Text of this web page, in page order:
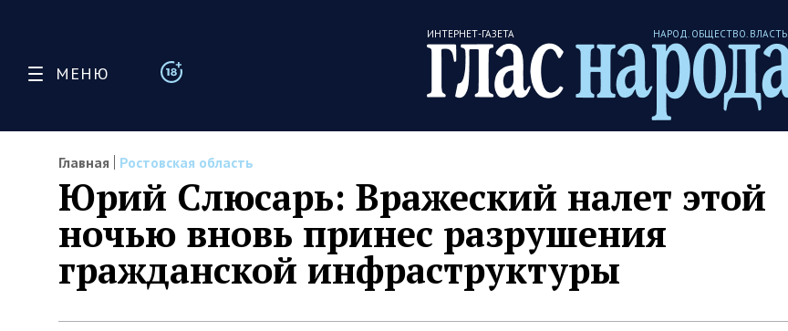
МЕНЮ
ИНТЕРНЕТ-ГАЗЕТА НАРОД. ОБЩЕСТВО. ВЛАСТЬ
Главная Ростовская область
Юрий Слюсарь: Вражеский налет этой
ночью вновь принес разрушения
гражданской инфраструктуры